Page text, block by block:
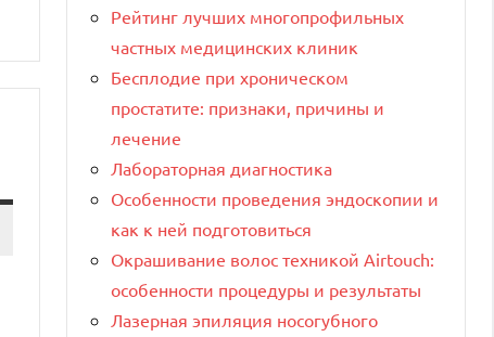
Рейтинг лучших многопрофильных
частных медицинских клиник
Бесплодие при хроническом
простатите: признаки, причины и
лечение
Лабораторная диагностика
Особенности проведения эндоскопии и
как к ней подготовиться
Окрашивание волос техникой Airtouch:
особенности процедуры и результаты
Лазерная эпиляция носогубного